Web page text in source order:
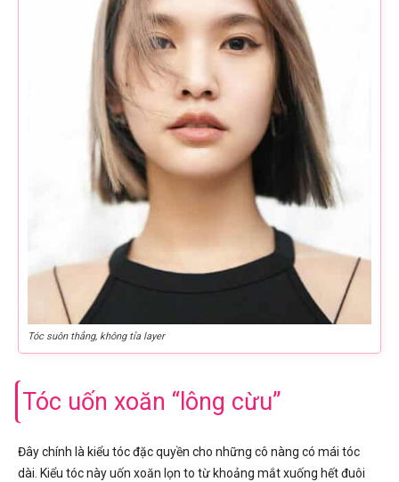
Tóc suôn thẳng, không tỉa layer
Tóc uốn xoăn “lông cừu”
Đây chính là kiểu tóc đặc quyền cho những cô nàng có mái tóc
dài. Kiểu tóc này uốn xoăn lọn to từ khoảng mắt xuống hết đuôi